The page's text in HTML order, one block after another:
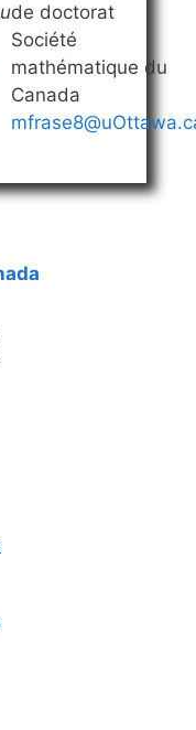
de doctorat
Société
mathématique du
Canada